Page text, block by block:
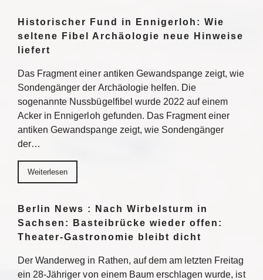
Historischer Fund in Ennigerloh: Wie
seltene Fibel Archäologie neue Hinweise
liefert
Das Fragment einer antiken Gewandspange zeigt, wie
Sondengänger der Archäologie helfen. Die
sogenannte Nussbügelfibel wurde 2022 auf einem
Acker in Ennigerloh gefunden. Das Fragment einer
antiken Gewandspange zeigt, wie Sondengänger
der…
Weiterlesen
Berlin News : Nach Wirbelsturm in
Sachsen: Basteibrücke wieder offen:
Theater-Gastronomie bleibt dicht
Der Wanderweg in Rathen, auf dem am letzten Freitag
ein 28-Jähriger von einem Baum erschlagen wurde, ist